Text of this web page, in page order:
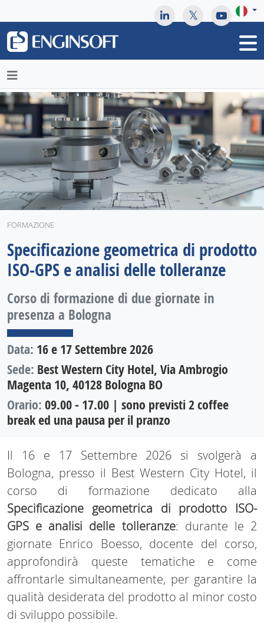
FORMAZIONE
Specificazione geometrica di prodotto
ISO-GPS e analisi delle tolleranze
Corso di formazione di due giornate in
presenza a Bologna
Data: 16 e 17 Settembre 2026
Sede: Best Western City Hotel, Via Ambrogio
Magenta 10, 40128 Bologna BO
Orario: 09.00 - 17.00 | sono previsti 2 coffee
break ed una pausa per il pranzo
Il 16 e 17 Settembre 2026 si svolgerà a
Bologna, presso il Best Western City Hotel, il
corso di formazione dedicato alla
Specificazione geometrica di prodotto ISO-
GPS e analisi delle tolleranze: durante le 2
giornate Enrico Boesso, docente del corso,
approfondirà queste tematiche e come
affrontarle simultaneamente, per garantire la
qualità desiderata del prodotto al minor costo
di sviluppo possibile.
May we use cookies to track your activities? We take your
privacy very seriously. Please see our privacy policy for details
and any questions.